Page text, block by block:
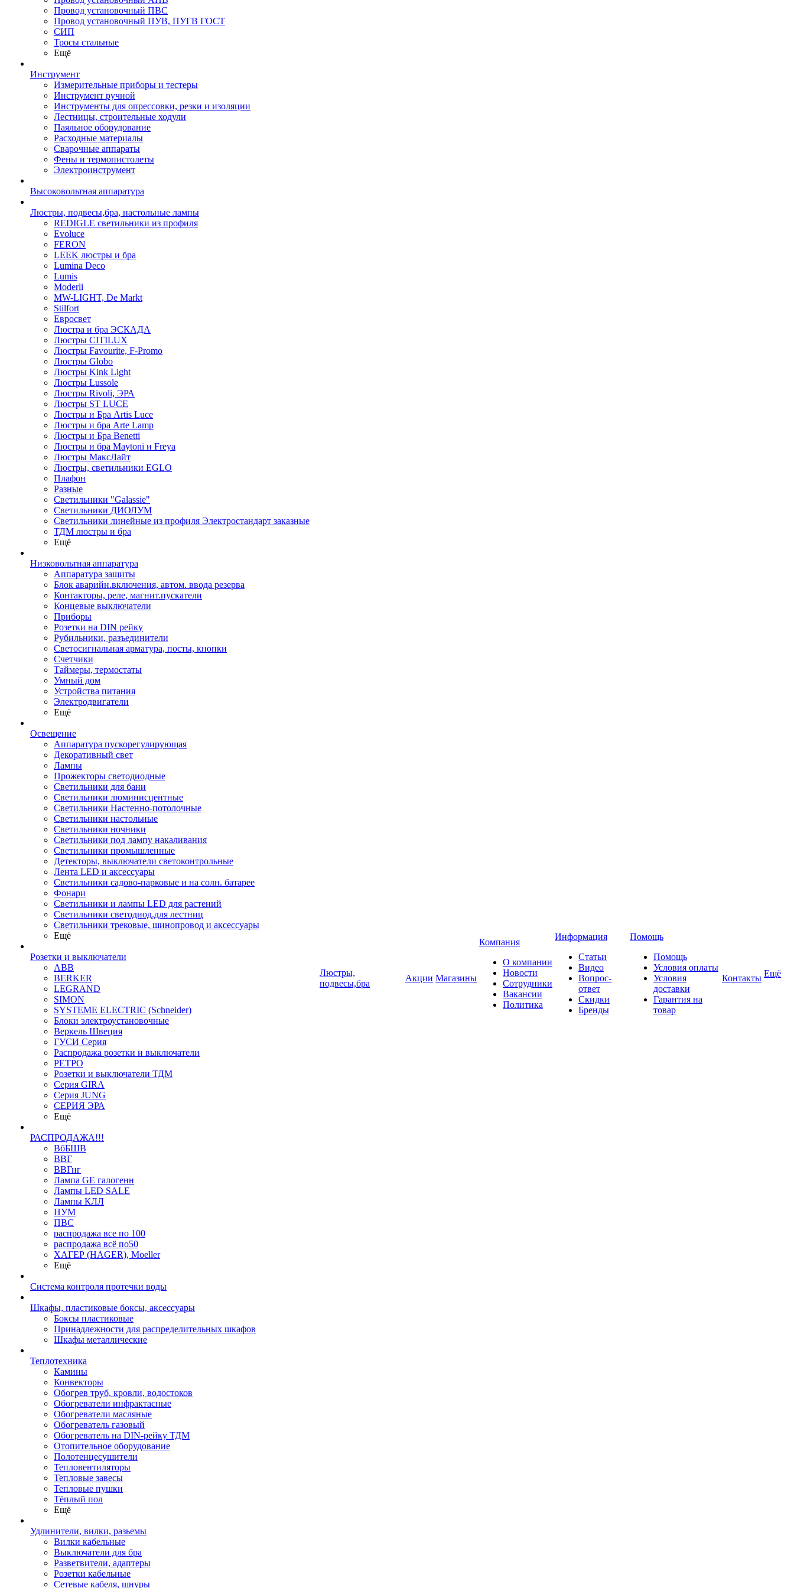
Провод установочный ПВС
Провод установочный ПУВ, ПУГВ ГОСТ
СИП
Тросы стальные
Ещё
Инструмент
Измерительные приборы и тестеры
Инструмент ручной
Инструменты для опрессовки, резки и изоляции
Лестницы, строительные ходули
Паяльное оборудование
Расходные материалы
Сварочные аппараты
Фены и термопистолеты
Электроинструмент
Высоковольтная аппаратура
Люстры, подвесы,бра, настольные лампы
REDIGLE светильники из профиля
Evoluce
FERON
LEEK люстры и бра
Lumina Deco
Lumis
Moderli
MW-LIGHT, De Markt
Stilfort
Евросвет
Люстра и бра ЭСКАДА
Люстры CITILUX
Люстры Favourite, F-Promo
Люстры Globo
Люстры Kink Light
Люстры Lussole
Люстры Rivoli, ЭРА
Люстры ST LUCE
Люстры и Бра Artis Luce
Люстры и бра Arte Lamp
Люстры и Бра Benetti
Люстры и бра Maytoni и Freya
Люстры МаксЛайт
Люстры, светильники EGLO
Плафон
Разные
Светильники "Galassie"
Светильники ДИОЛУМ
Светильники линейные из профиля Электростандарт заказные
ТДМ люстры и бра
Ещё
Низковольтная аппаратура
Аппаратура защиты
Блок аварийн.включения, автом. ввода резерва
Контакторы, реле, магнит.пускатели
Концевые выключатели
Приборы
Розетки на DIN рейку
Рубильники, разъединители
Светосигнальная арматура, посты, кнопки
Счетчики
Таймеры, термостаты
Умный дом
Устройства питания
Электродвигатели
Ещё
Освещение
Аппаратура пускорегулирующая
Декоративный свет
Лампы
Прожекторы светодиодные
Светильники для бани
Светильники люминисцентные
Светильники Настенно-потолочные
Светильники настольные
Светильники ночники
Светильники под лампу накаливания
Светильники промышленные
Детекторы, выключатели светоконтрольные
Лента LED и аксессуары
Светильники садово-парковые и на солн. батарее
Фонари
Светильники и лампы LED для растений
Светильники светодиод.для лестниц
Светильники трековые, шинопровод и аксессуары
Ещё
Розетки и выключатели
ABB
BERKER
LEGRAND
SIMON
SYSTEME ELECTRIC (Schneider)
Блоки электроустановочные
Веркель Швеция
ГУСИ Серия
Распродажа розетки и выключатели
РЕТРО
Розетки и выключатели ТДМ
Серия GIRA
Серия JUNG
СЕРИЯ ЭРА
Ещё
РАСПРОДАЖА!!!
ВбБШВ
ВВГ
ВВГнг
Лампа GE галогенн
Лампы LED SALE
Лампы КЛЛ
НУМ
ПВС
распродажа все по 100
распродажа всё по50
ХАГЕР (HAGER), Moeller
Ещё
Система контроля протечки воды
Шкафы, пластиковые боксы, аксессуары
Боксы пластиковые
Принадлежности для распределительных шкафов
Шкафы металлические
Теплотехника
Камины
Конвекторы
Обогрев труб, кровли, водостоков
Обогреватели инфрактасные
Обогреватели масляные
Обогреватель газовый
Обогреватель на DIN-рейку ТДМ
Отопительное оборудование
Полотенцесушители
Тепловентиляторы
Тепловые завесы
Тепловые пушки
Тёплый пол
Ещё
Удлинители, вилки, разьемы
Вилки кабельные
Выключатели для бра
Разветвители, адаптеры
Розетки кабельные
Сетевые кабеля, шнуры
Люстры,
подвесы,бра
Акции Магазины
Компания
О компании
Новости
Сотрудники
Вакансии
Политика
Информация
Статьи
Видео
Вопрос-
ответ
Скидки
Бренды
Помощь
Помощь
Условия оплаты
Условия
доставки
Гарантия на
товар
Контакты Ещё